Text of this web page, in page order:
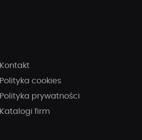
Kontakt
Polityka cookies
Polityka prywatności
Katalogi firm